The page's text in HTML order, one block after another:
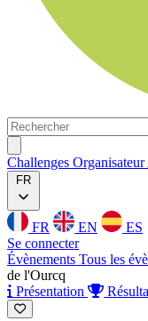
Rechercher
Challenges Organisateur
FR
FR EN
ES
Se connecter
Évènements Tous les
de l'Ourcq
Présentation